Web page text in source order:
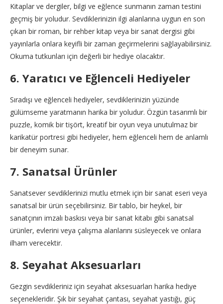
Kitaplar ve dergiler, bilgi ve eğlence sunmanın zaman testini
geçmiş bir yoludur. Sevdiklerinizin ilgi alanlarına uygun en son
çıkan bir roman, bir rehber kitap veya bir sanat dergisi gibi
yayınlarla onlara keyifli bir zaman geçirmelerini sağlayabilirsiniz.
Okuma tutkunları için değerli bir hediye olacaktır.
6. Yaratıcı ve Eğlenceli Hediyeler
Sıradışı ve eğlenceli hediyeler, sevdiklerinizin yüzünde
gülümseme yaratmanın harika bir yoludur. Özgün tasarımlı bir
puzzle, komik bir tişört, kreatif bir oyun veya unutulmaz bir
karikatür portresi gibi hediyeler, hem eğlenceli hem de anlamlı
bir deneyim sunar.
7. Sanatsal Ürünler
Sanatsever sevdiklerinizi mutlu etmek için bir sanat eseri veya
sanatsal bir ürün seçebilirsiniz. Bir tablo, bir heykel, bir
sanatçının imzalı baskısı veya bir sanat kitabı gibi sanatsal
ürünler, evlerini veya çalışma alanlarını süsleyecek ve onlara
ilham verecektir.
8. Seyahat Aksesuarları
Gezgin sevdikleriniz için seyahat aksesuarları harika hediye
seçenekleridir. Şık bir seyahat çantası, seyahat yastığı, güç